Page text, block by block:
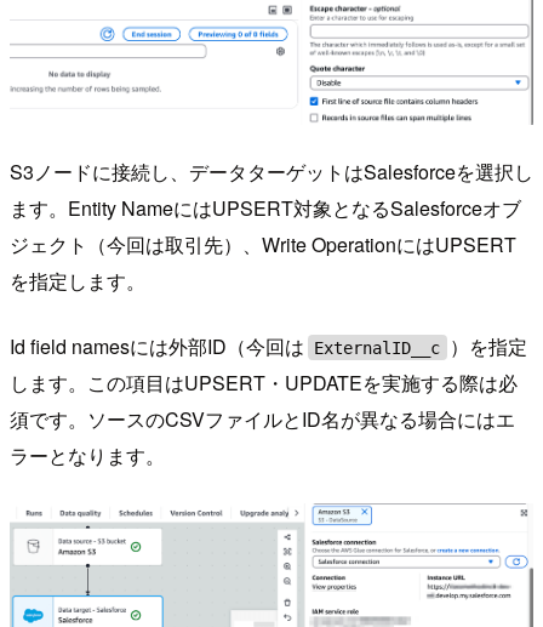
S3ノードに接続し、データターゲットはSalesforceを選択し
ます。Entity NameにはUPSERT対象となるSalesforceオブ
ジェクト（今回は取引先）、Write OperationにはUPSERT
を指定します。
Id field namesには外部ID（今回は ExternalID__c
）を指定
します。この項目はUPSERT・UPDATEを実施する際は必
須です。ソースのCSVファイルとID名が異なる場合にはエ
ラーとなります。